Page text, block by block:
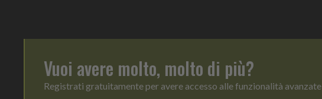
Vuoi avere molto, molto di più?
Registrati gratuitamente per avere accesso alle funzionalità avanzate